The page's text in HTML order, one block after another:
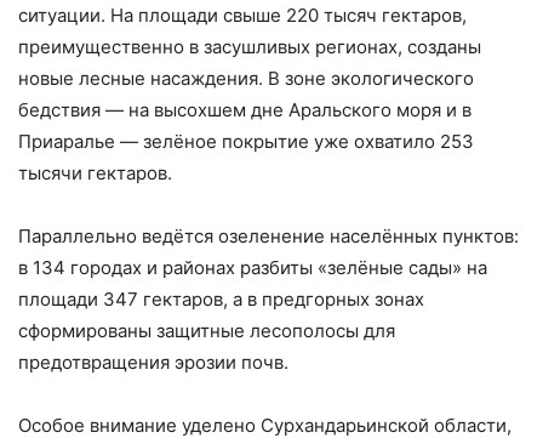
ситуации. На площади свыше 220 тысяч гектаров,
преимущественно в засушливых регионах, созданы
новые лесные насаждения. В зоне экологического
бедствия — на высохшем дне Аральского моря и в
Приаралье — зелёное покрытие уже охватило 253
тысячи гектаров.
Параллельно ведётся озеленение населённых пунктов:
в 134 городах и районах разбиты «зелёные сады» на
площади 347 гектаров, а в предгорных зонах
сформированы защитные лесополосы для
предотвращения эрозии почв.
Особое внимание уделено Сурхандарьинской области,